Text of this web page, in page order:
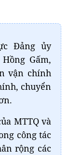
Đảng ủy
Gấm,
vận chính
chuyển
MTTQ và
công tác
rộng các